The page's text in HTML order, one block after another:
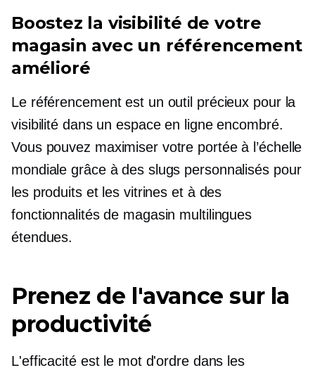
Boostez la visibilité de votre
magasin avec un référencement
amélioré
Le référencement est un outil précieux pour la
visibilité dans un espace en ligne encombré.
Vous pouvez maximiser votre portée à l’échelle
mondiale grâce à des slugs personnalisés pour
les produits et les vitrines et à des
fonctionnalités de magasin multilingues
étendues.
Prenez de l'avance sur la
productivité
L'efficacité est le mot d'ordre dans les